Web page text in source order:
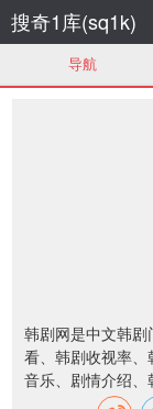
搜奇1库(sq1k)
导航
韩剧网是中文韩
看、韩剧收视率
音乐、剧情介绍、